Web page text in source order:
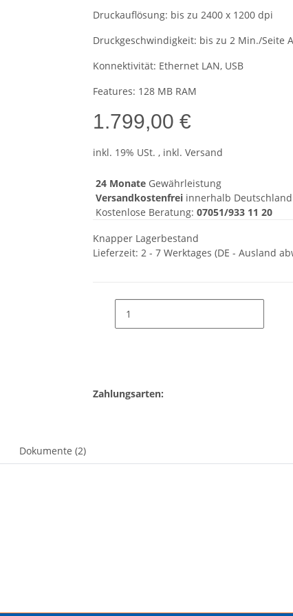
Druckauflösung: bis zu 2400 x 1200 dpi
Druckgeschwindigkeit: bis zu 2 Min./Seite
Konnektivität: Ethernet LAN, USB
Features: 128 MB RAM
1.799,00 €
inkl. 19% USt. , inkl. Versand
24 Monate Gewährleistung
Versandkostenfrei innerhalb Deutschland
Kostenlose Beratung: 07051/933 11 20
Knapper Lagerbestand
Lieferzeit: 2 - 7 Werktages (DE - Ausland
Zahlungsarten:
Dokumente (2)